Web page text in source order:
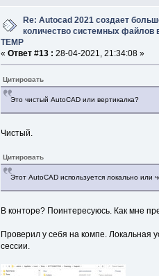
Re: Autocad 2021 создает
количество системных файлов
TEMP
« Ответ #13 : 28-04-2021, 21:34:08 »
Цитировать
Это чистый AutoCAD или вертикалка?
Чистый.
Цитировать
Этот AutoCAD используется локально или
В конторе? Поинтересуюсь. Как мне
Проверил у себя на компе. Локальная
сессии.